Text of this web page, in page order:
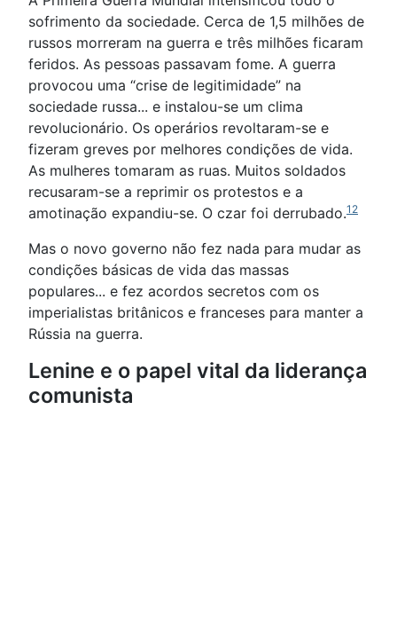
sofrimento da sociedade. Cerca de 1,5 milhões de
russos morreram na guerra e três milhões ficaram
feridos. As pessoas passavam fome. A guerra
provocou uma “crise de legitimidade” na
sociedade russa... e instalou-se um clima
revolucionário. Os operários revoltaram-se e
fizeram greves por melhores condições de vida.
As mulheres tomaram as ruas. Muitos soldados
recusaram-se a reprimir os protestos e a
amotinação expandiu-se. O czar foi derrubado.12
Mas o novo governo não fez nada para mudar as
condições básicas de vida das massas
populares... e fez acordos secretos com os
imperialistas britânicos e franceses para manter a
Rússia na guerra.
Lenine e o papel vital da liderança
comunista